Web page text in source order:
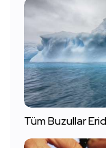
Tüm Buzullar